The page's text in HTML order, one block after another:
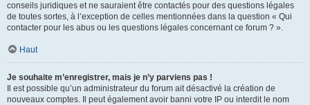
conseils juridiques et ne sauraient être contactés pour des questions légales
de toutes sortes, à l’exception de celles mentionnées dans la question « Qui
contacter pour les abus ou les questions légales concernant ce forum ? ».
Haut
Je souhaite m’enregistrer, mais je n’y parviens pas !
Il est possible qu’un administrateur du forum ait désactivé la création de
nouveaux comptes. Il peut également avoir banni votre IP ou interdit le nom